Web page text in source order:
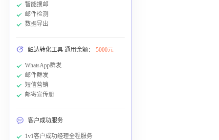
智能搜邮
邮件检测
数据导出
触达转化工具 通用余额： 5000元
WhatsApp群发
邮件群发
短信营销
邮寄宣传册
客户成功服务
1v1客户成功经理全程服务